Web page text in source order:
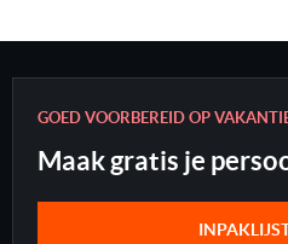
GOED VOORBEREID OP
Maak gratis je